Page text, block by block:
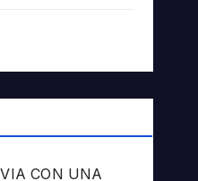
CON UNA